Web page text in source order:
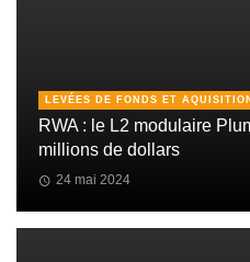
LEVÉES DE FONDS ET
RWA : le L2 modulaire
millions de dollars
24 mai 2024